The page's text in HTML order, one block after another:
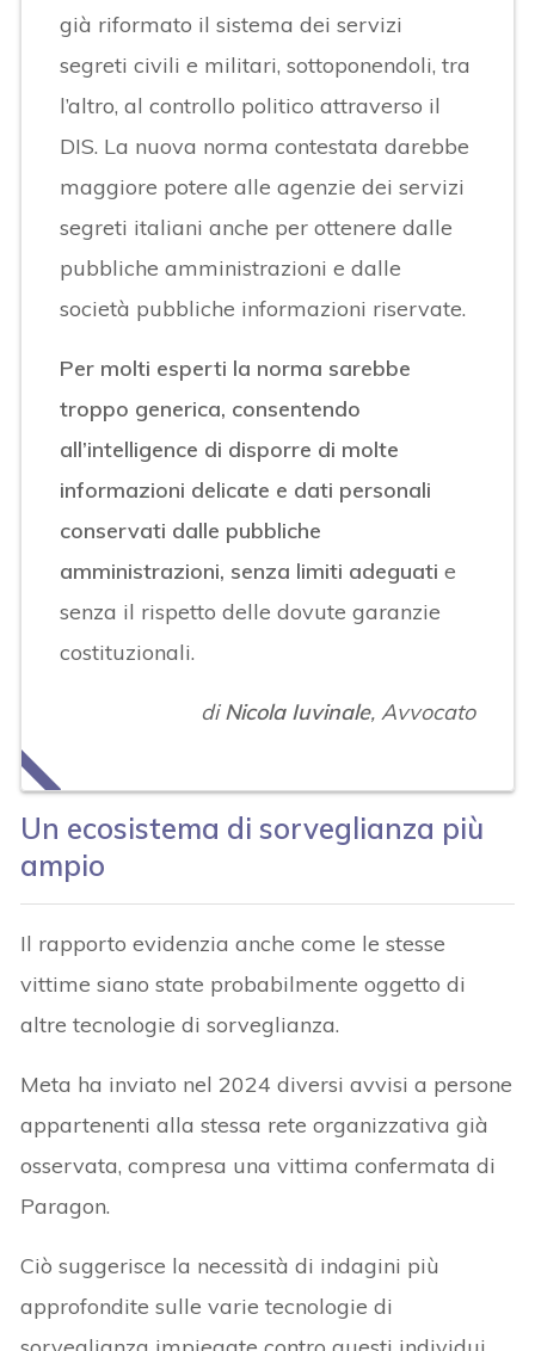
già riformato il sistema dei servizi
segreti civili e militari, sottoponendoli, tra
l’altro, al controllo politico attraverso il
DIS. La nuova norma contestata darebbe
maggiore potere alle agenzie dei servizi
segreti italiani anche per ottenere dalle
pubbliche amministrazioni e dalle
società pubbliche informazioni riservate.
Per molti esperti la norma sarebbe
troppo generica, consentendo
all’intelligence di disporre di molte
informazioni delicate e dati personali
conservati dalle pubbliche
amministrazioni, senza limiti adeguati e
senza il rispetto delle dovute garanzie
costituzionali.
diNicola Iuvinale, Avvocato
Un ecosistema di sorveglianza più
ampio
Il rapporto evidenzia anche come le stesse
vittime siano state probabilmente oggetto di
altre tecnologie di sorveglianza.
Meta ha inviato nel 2024 diversi avvisi a persone
appartenenti alla stessa rete organizzativa già
osservata, compresa una vittima confermata di
Paragon.
Ciò suggerisce la necessità di indagini più
approfondite sulle varie tecnologie di